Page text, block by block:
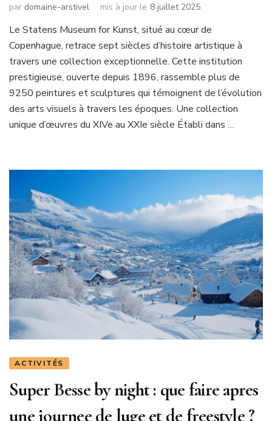
par domaine-arstivel mis à jour le 8 juillet 2025
Le Statens Museum for Kunst, situé au cœur de
Copenhague, retrace sept siècles d’histoire artistique à
travers une collection exceptionnelle. Cette institution
prestigieuse, ouverte depuis 1896, rassemble plus de
9250 peintures et sculptures qui témoignent de l’évolution
des arts visuels à travers les époques. Une collection
unique d’œuvres du XIVe au XXIe siècle Établi dans …
ACTIVITÉS
Super Besse by night : que faire apres
une journee de luge et de freestyle ?